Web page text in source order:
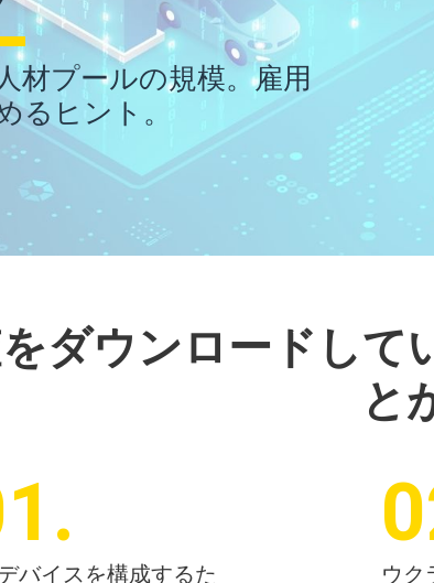
材プールの規模。雇用
るヒント。
ダウンロードして
と
.
バイスを構成するた ウク